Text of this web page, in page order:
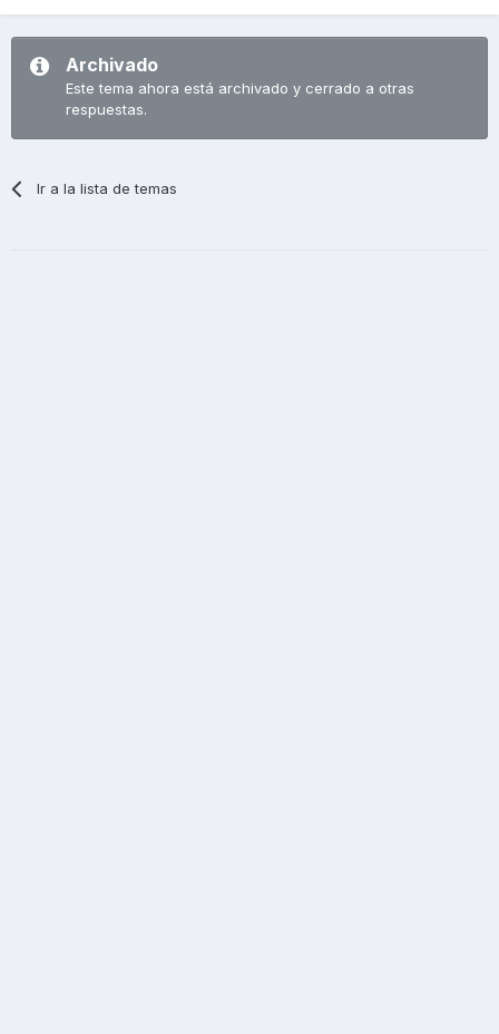
Archivado
Este tema ahora está archivado y cerrado a otras
respuestas.
Ir a la lista de temas